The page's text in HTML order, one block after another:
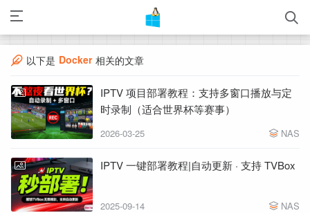
以下是 Docker 相关的文章
IPTV 项目部署教程：支持多窗口播放与定
时录制（适合世界杯等赛事）
2026-03-25 NAS
IPTV 一键部署教程|自动更新 · 支持 TVBox
2025-09-14 NAS